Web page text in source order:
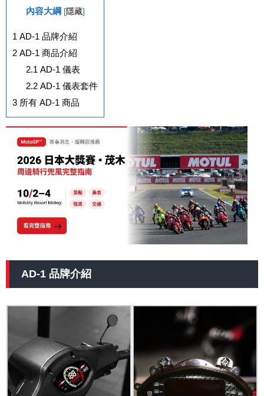
內容大綱 [隱藏]
1 AD-1 品牌介紹
2 AD-1 商品介紹
2.1 AD-1 儀表
2.2AD-1 儀表套件
3 所有 AD-1 商品
AD-1 品牌介紹